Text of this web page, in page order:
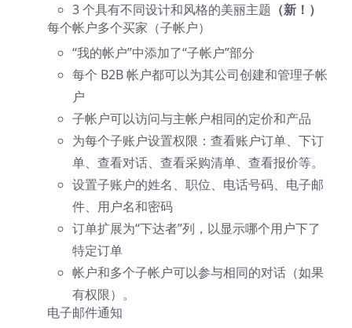
3 个具有不同设计和风格的美丽主题 （新！）
每个帐户多个买家（子帐户）
“我的帐户”中添加了“子帐户”部分
每个 B2B 帐户都可以为其公司创建和管理子帐
户
子帐户可以访问与主帐户相同的定价和产品
为每个子账户设置权限：查看账户订单、下订
单、查看对话、查看采购清单、查看报价等。
设置子账户的姓名、职位、电话号码、电子邮
件、用户名和密码
订单扩展为“下达者”列，以显示哪个用户下了
特定订单
帐户和多个子帐户可以参与相同的对话（如果
有权限）。
电子邮件通知